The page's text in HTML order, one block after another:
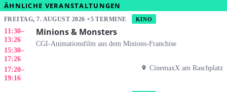
ÄHNLICHE VERANSTALTUNGEN
FREITAG, 7. AUGUST 2026 +5 TERMINE KINO
11:30–
13:26
15:30–
17:26
17:20–
19:16
Minions & Monsters
CGI-Animationsfilm aus dem Minions-Franchise
CinemaxX am Raschplatz